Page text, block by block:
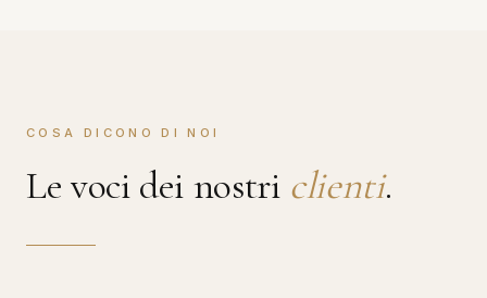
COSA DICONO DI NOI
Le voci dei nostri clienti.